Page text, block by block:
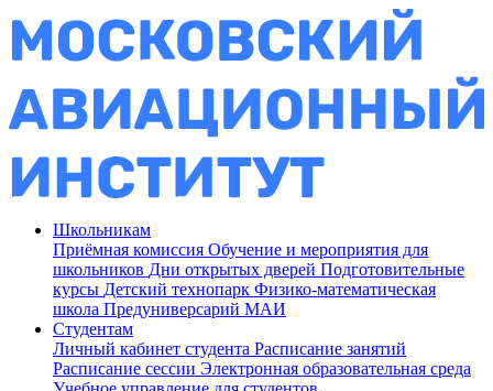
Школьникам
Приёмная комиссия Обучение и мероприятия для
школьников Дни открытых дверей Подготовительные
курсы Детский технопарк Физико-математическая
школа Предуниверсарий МАИ
Студентам
Личный кабинет студента Расписание занятий
Расписание сессии Электронная образовательная среда